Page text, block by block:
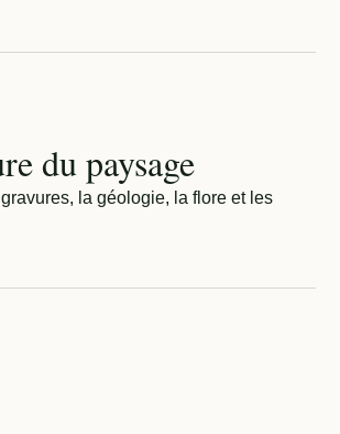
du paysage
la géologie, la flore et les